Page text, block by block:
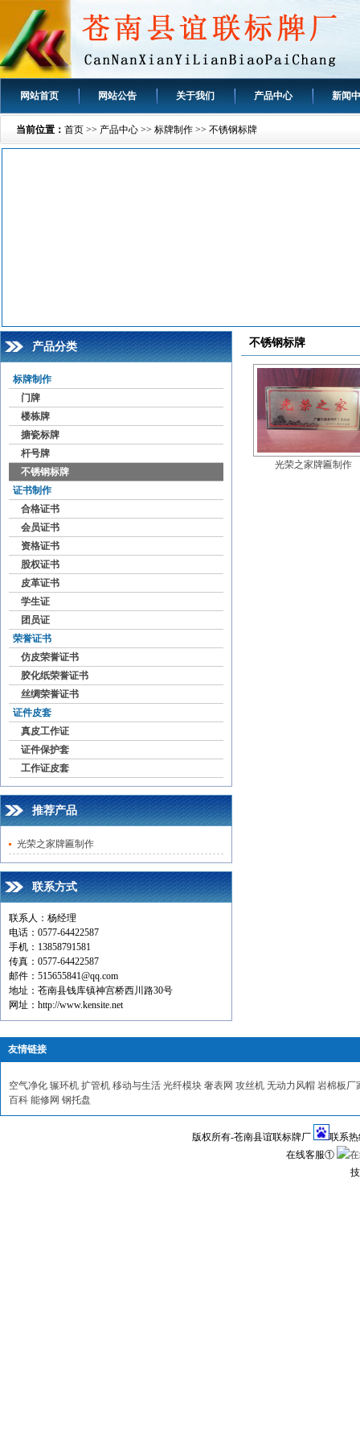
网站首页 网站公告 关于我们 产品中心 新闻
当前位置： 首页 >> 产品中心 >> 标牌制作 >> 不锈钢标牌
产品分类
标牌制作
门牌
楼栋牌
搪瓷标牌
杆号牌
不锈钢标牌
证书制作
合格证书
会员证书
资格证书
股权证书
皮革证书
学生证
团员证
荣誉证书
仿皮荣誉证书
胶化纸荣誉证书
丝绸荣誉证书
证件皮套
真皮工作证
证件保护套
工作证皮套
推荐产品
光荣之家牌匾制作
联系方式
联系人：杨经理
电话：0577-64422587
手机：13858791581
传真：0577-64422587
邮件：515655841@qq.com
地址：苍南县钱库镇神宫桥西川路30号
网址：http://www.kensite.net
不锈钢标牌
光荣之家牌匾制作
友情链接
空气净化 辗环机 扩管机 移动与生活 光纤模块 奢表网 攻丝机 无动力风帽 岩棉板厂
百科 能修网 钢托盘
版权所有-苍南县谊联标牌厂
联系热
在线客服①